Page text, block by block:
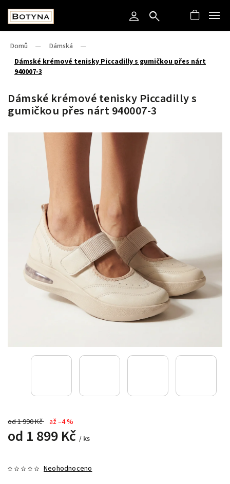
Domů / Dámská
/
Dámské krémové tenisky Piccadilly s gumičkou přes nárt
940007-3
Dámské krémové tenisky Piccadilly s
gumičkou přes nárt 940007-3
od 1 990 Kč až –4 %
od 1 899 Kč / ks
Neohodnoceno